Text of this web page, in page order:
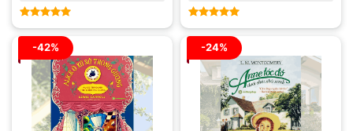
Được xếp
hạng55
Được xếp
hạng55
-42% -24%